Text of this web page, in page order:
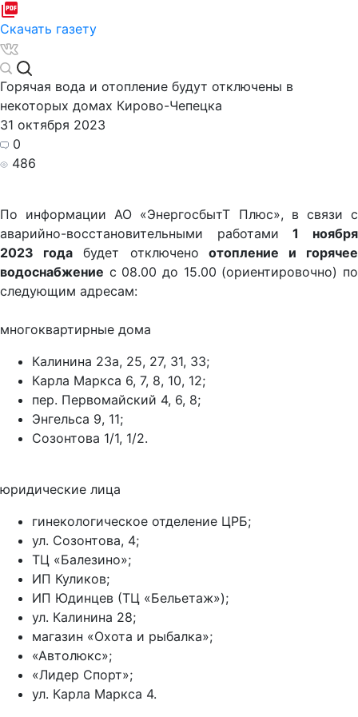
Скачать газету
Горячая вода и отопление будут отключены в
некоторых домах Кирово-Чепецка
31 октября 2023
0
486
По информации АО «ЭнергосбытТ Плюс», в связи с
аварийно-восстановительными работами1 ноября
2023 года будет отключено отопление и горячее
водоснабжение с 08.00 до 15.00 (ориентировочно) по
следующим адресам:
многоквартирные дома
Калинина 23а, 25, 27, 31, 33;
Карла Маркса 6, 7, 8, 10, 12;
пер. Первомайский 4, 6, 8;
Энгельса 9, 11;
Созонтова 1/1, 1/2.
юридические лица
гинекологическое отделение ЦРБ;
ул. Созонтова, 4;
ТЦ «Балезино»;
ИП Куликов;
ИП Юдинцев (ТЦ «Бельетаж»);
ул. Калинина 28;
магазин «Охота и рыбалка»;
«Автолюкс»;
«Лидер Спорт»;
ул. Карла Маркса 4.